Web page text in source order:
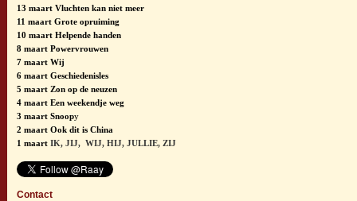
13 maart Vluchten kan niet meer
11 maart Grote opruiming
10 maart Helpende handen
8 maart Powervrouwen
7 maart Wij
6 maart Geschiedenisles
5 maart Zon op de neuzen
4 maart Een weekendje weg
3 maart Snoopy
2 maart Ook dit is China
1 maart IK, JIJ, WIJ, HIJ, JULLIE, ZIJ
Contact